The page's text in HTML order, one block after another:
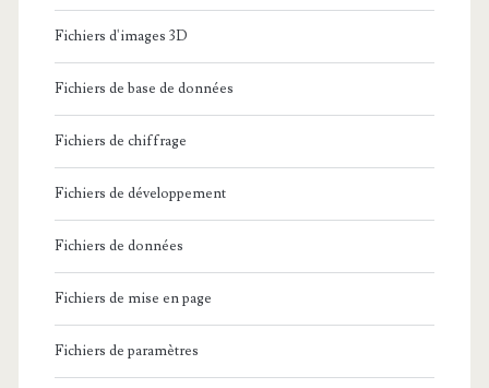
Fichiers d'images 3D
Fichiers de base de données
Fichiers de chiffrage
Fichiers de développement
Fichiers de données
Fichiers de mise en page
Fichiers de paramètres